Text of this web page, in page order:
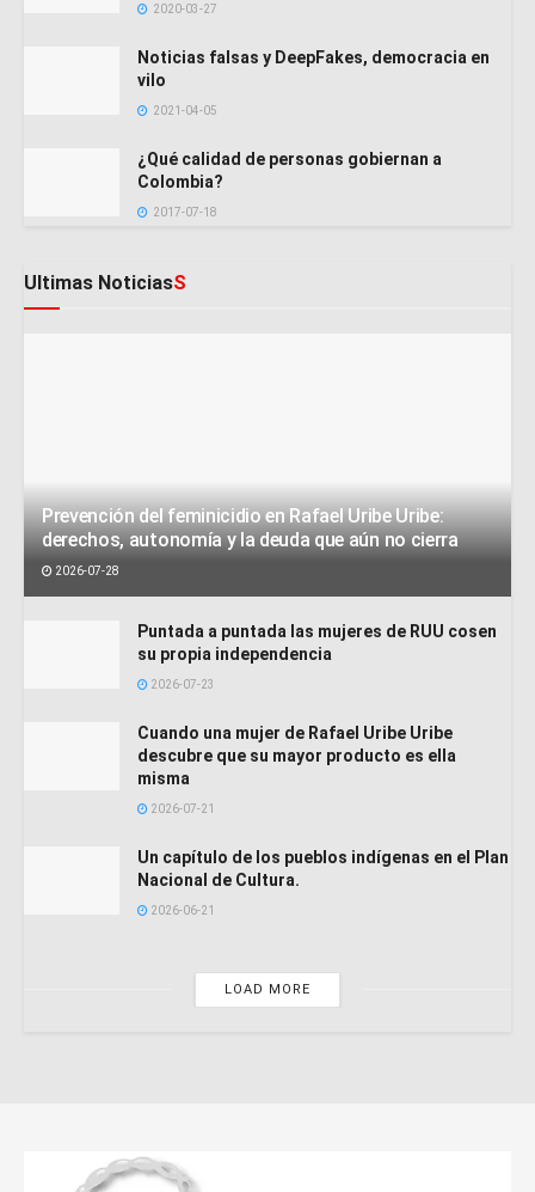
2020-03-27
Noticias falsas y DeepFakes, democracia en
vilo
2021-04-05
¿Qué calidad de personas gobiernan a
Colombia?
2017-07-18
Ultimas NoticiasS
Prevención del feminicidio en Rafael Uribe Uribe:
derechos, autonomía y la deuda que aún no cierra
2026-07-28
Puntada a puntada las mujeres de RUU cosen
su propia independencia
2026-07-23
Cuando una mujer de Rafael Uribe Uribe
descubre que su mayor producto es ella
misma
2026-07-21
Un capítulo de los pueblos indígenas en el Plan
Nacional de Cultura.
2026-06-21
LOAD MORE